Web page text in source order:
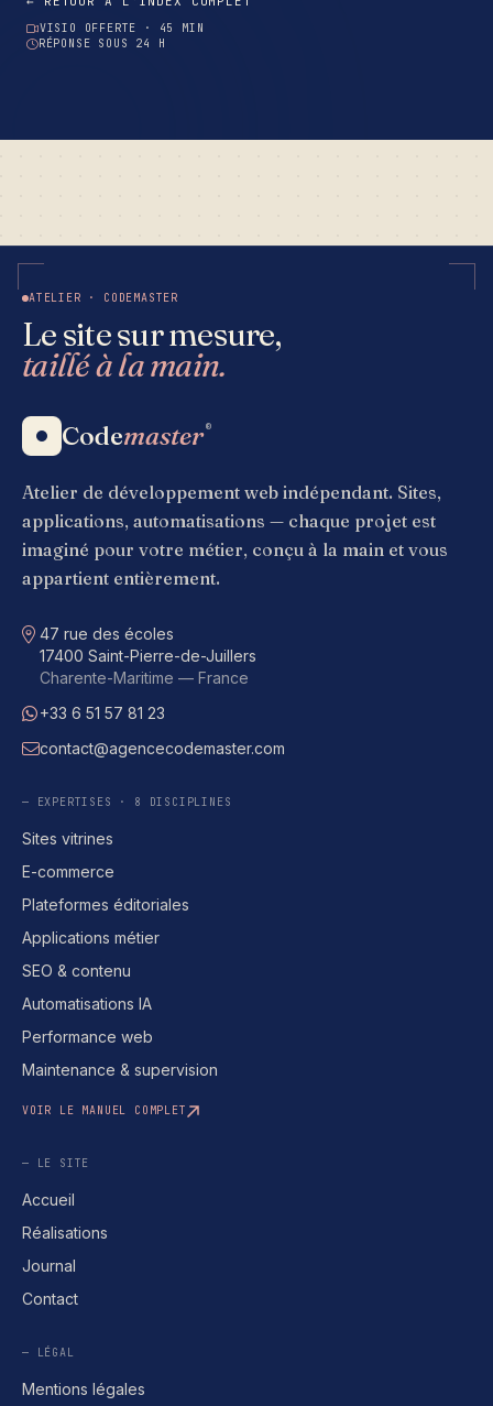
VISIO OFFERTE · 45 MIN
RÉPONSE SOUS 24 H
ATELIER · CODEMASTER
Le site sur mesure,
taillé à la main.
Codemaster®
Atelier de développement web indépendant. Sites,
applications, automatisations — chaque projet est
imaginé pour votre métier, conçu à la main et vous
appartient entièrement.
Adresse
47 rue des écoles
17400 Saint-Pierre-de-Juillers
Charente-Maritime — France
WhatsApp
+33 6 51 57 81 23
E-mailcontact@agencecodemaster.com
— EXPERTISES · 8 DISCIPLINES
Sites vitrines
E-commerce
Plateformes éditoriales
Applications métier
SEO & contenu
Automatisations IA
Performance web
Maintenance & supervision
VOIR LE MANUEL COMPLET
— LE SITE
Accueil
Réalisations
Journal
Contact
— LÉGAL
Mentions légales